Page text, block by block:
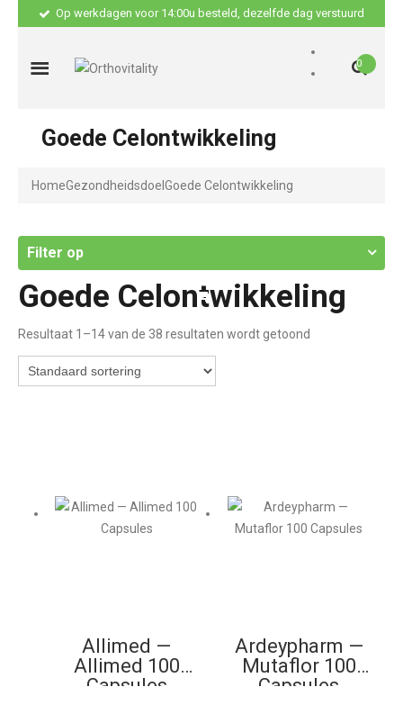
Op werkdagen voor 14:00u besteld, dezelfde dag verstuurd
0
Goede Celontwikkeling
HomeGezondheidsdoel Goede Celontwikkeling
Filter op
Goede Celontwikkeling
Resultaat 1–14 van de 38 resultaten wordt getoond
Allimed —
Allimed 100
Capsules
Ardeypharm —
Mutaflor 100
Capsules